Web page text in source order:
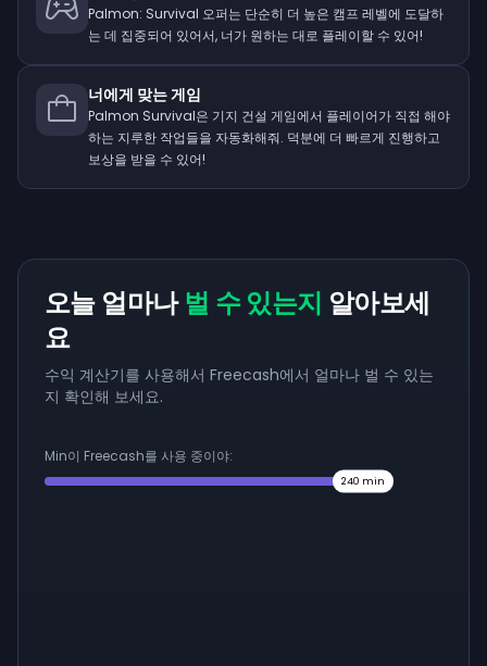
Palmon: Survival 오퍼는 단순히 더 높은 캠프 레벨에 도달하
는 데 집중되어 있어서, 너가 원하는 대로 플레이할 수 있어!
너에게 맞는 게임
Palmon Survival은 기지 건설 게임에서 플레이어가 직접 해야
하는 지루한 작업들을 자동화해줘. 덕분에 더 빠르게 진행하고
보상을 받을 수 있어!
오늘 얼마나벌 수 있는지 알아보세
요
수익 계산기를 사용해서 Freecash에서 얼마나 벌 수 있는
지 확인해 보세요.
Min이 Freecash를 사용 중이야:
240 min